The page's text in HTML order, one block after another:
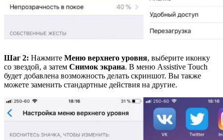
Шаг 2: Нажмите Меню верхнего уровня, выберите иконку
со звездой, а затем Снимок экрана. В меню Assistive Touch
будет добавлена возможность делать скриншот. Вы также
можете заменить стандартные действия на другие.